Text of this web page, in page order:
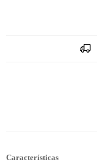
Características